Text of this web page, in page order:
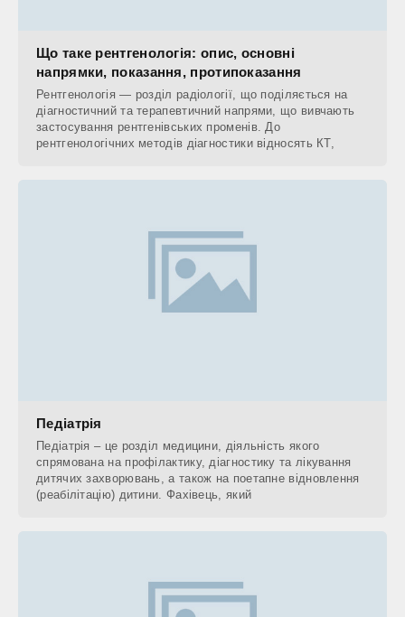
Що таке рентгенологія: опис, основні
напрямки, показання, протипоказання
Рентгенологія — розділ радіології, що поділяється на
діагностичний та терапевтичний напрями, що вивчають
застосування рентгенівських променів. До
рентгенологічних методів діагностики відносять КТ,
Педіатрія
Педіатрія – це розділ медицини, діяльність якого
спрямована на профілактику, діагностику та лікування
дитячих захворювань, а також на поетапне відновлення
(реабілітацію) дитини. Фахівець, який